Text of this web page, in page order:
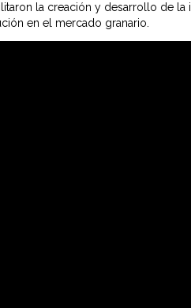
la creación y desarrollo de la
en el mercado granario.